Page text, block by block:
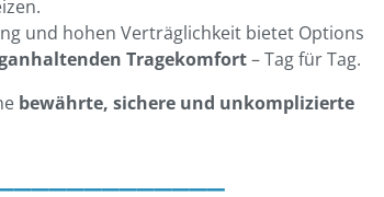
und hohen Verträglichkeit bietet Options
Tragekomfort– Tag für Tag.
bewährte, sichere und unkomplizierte